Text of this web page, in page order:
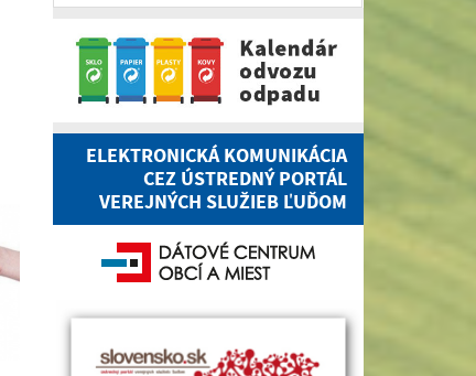
ELEKTRONICKÁ KOMUNIKÁCIA
CEZ ÚSTREDNÝ PORTÁL
VEREJNÝCH SLUŽIEB ĽUĎOM